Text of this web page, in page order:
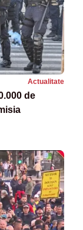
Actualitate
de